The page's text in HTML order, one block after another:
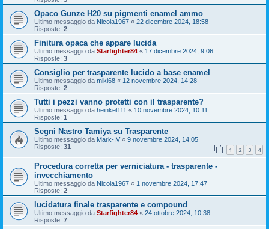
Opaco Gunze H20 su pigmenti enamel ammo
Ultimo messaggio da Nicola1967 « 22 dicembre 2024, 18:58
Risposte: 2
Finitura opaca che appare lucida
Ultimo messaggio da Starfighter84 « 17 dicembre 2024, 9:06
Risposte: 3
Consiglio per trasparente lucido a base enamel
Ultimo messaggio da miki68 « 12 novembre 2024, 14:28
Risposte: 2
Tutti i pezzi vanno protetti con il trasparente?
Ultimo messaggio da heinkel111 « 10 novembre 2024, 10:11
Risposte: 1
Segni Nastro Tamiya su Trasparente
Ultimo messaggio da Mark-IV « 9 novembre 2024, 14:05
Risposte: 31 1 2 3 4
Procedura corretta per verniciatura - trasparente -
invecchiamento
Ultimo messaggio da Nicola1967 « 1 novembre 2024, 17:47
Risposte: 2
lucidatura finale trasparente e compound
Ultimo messaggio da Starfighter84 « 24 ottobre 2024, 10:38
Risposte: 7